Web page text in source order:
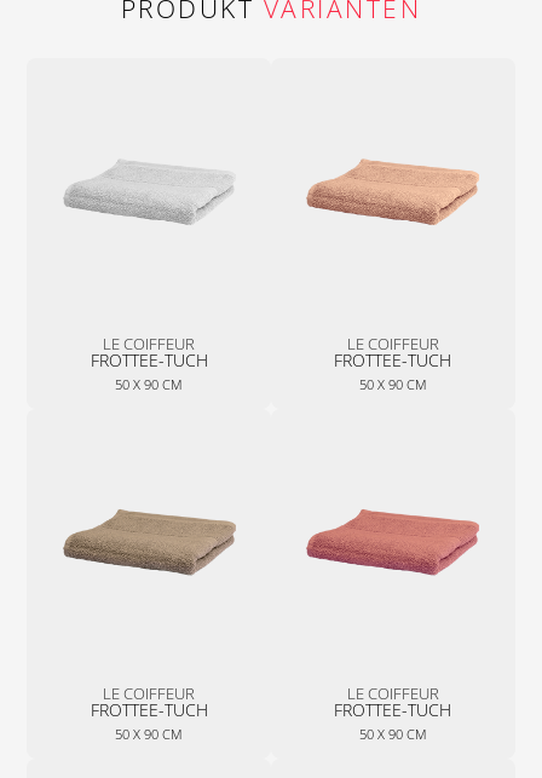
PRODUKT VARIANTEN
LE COIFFEUR
FROTTEE-TUCH
50 X 90 CM
LE COIFFEUR
FROTTEE-TUCH
50 X 90 CM
LE COIFFEUR
FROTTEE-TUCH
50 X 90 CM
LE COIFFEUR
FROTTEE-TUCH
50 X 90 CM